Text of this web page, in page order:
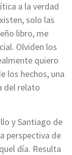
a la verdad
solo las
libro, me
Olviden los
quiero
los hechos, una
del relato
y Santiago de
perspectiva de
día. Resulta